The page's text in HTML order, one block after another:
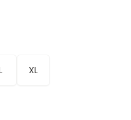
XL